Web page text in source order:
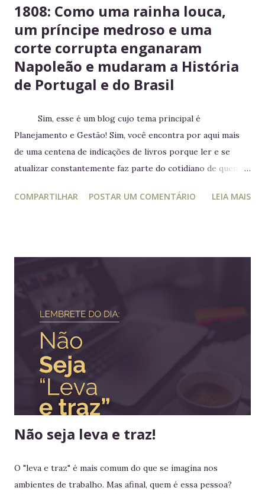
1808: Como uma rainha louca,
um príncipe medroso e uma
corte corrupta enganaram
Napoleão e mudaram a História
de Portugal e do Brasil
Sim, esse é um blog cujo tema principal é
Planejamento e Gestão! Sim, você encontra por aqui mais
de uma centena de indicações de livros porque ler e se
atualizar constantemente faz parte do cotidiano de quem
planejamento e gestão a leitura e atualização frequente é
territórios alheios, mas nenhum deles tinha ido tão longe a
ponto de cruzar um oceano para viver e reinar do outro
lado do mundo. Embora os europeus dominassem colônias
imensas em diversos continentes, até aquele momento
nenhum rei havia colocado os pés em seus territórios
ultramarinos para uma simples...
COMPARTILHAR POSTAR UM COMENTÁRIO LEIA MAIS
Não seja leva e traz!
O "leva e traz" é mais comum do que se imagina nos
ambientes de trabalho. Mas afinal, quem é essa pessoa?